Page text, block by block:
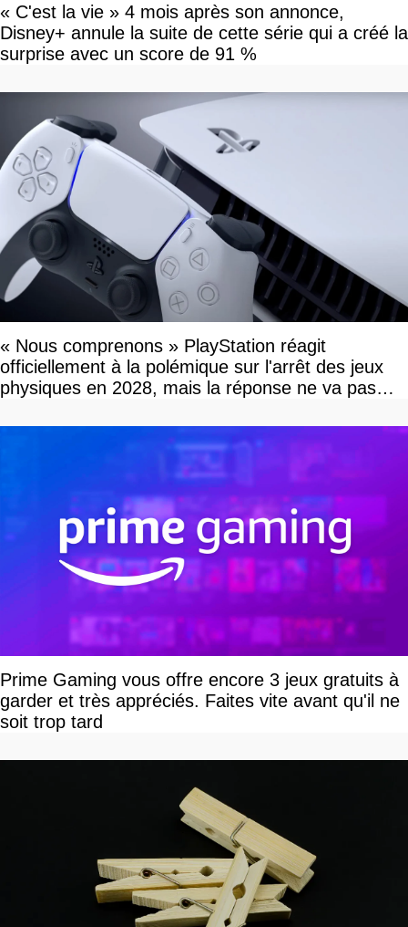
« C'est la vie » 4 mois après son annonce,
Disney+ annule la suite de cette série qui a créé la
surprise avec un score de 91 %
« Nous comprenons » PlayStation réagit
officiellement à la polémique sur l'arrêt des jeux
physiques en 2028, mais la réponse ne va pas
Prime Gaming vous offre encore 3 jeux gratuits à
garder et très appréciés. Faites vite avant qu'il ne
soit trop tard